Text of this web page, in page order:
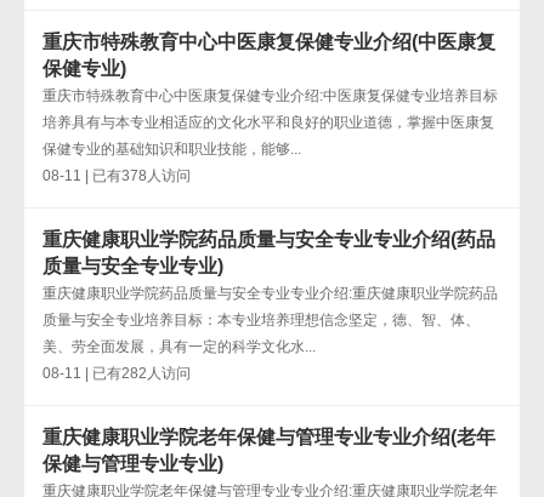
重庆市特殊教育中心中医康复保健专业介绍(中医康复
保健专业)
重庆市特殊教育中心中医康复保健专业介绍:中医康复保健专业培养目标
培养具有与本专业相适应的文化水平和良好的职业道德，掌握中医康复
保健专业的基础知识和职业技能，能够...
08-11 | 已有378人访问
重庆健康职业学院药品质量与安全专业专业介绍(药品
质量与安全专业专业)
重庆健康职业学院药品质量与安全专业专业介绍:重庆健康职业学院药品
质量与安全专业培养目标：本专业培养理想信念坚定，德、智、体、
美、劳全面发展，具有一定的科学文化水...
08-11 | 已有282人访问
重庆健康职业学院老年保健与管理专业专业介绍(老年
保健与管理专业专业)
重庆健康职业学院老年保健与管理专业专业介绍:重庆健康职业学院老年